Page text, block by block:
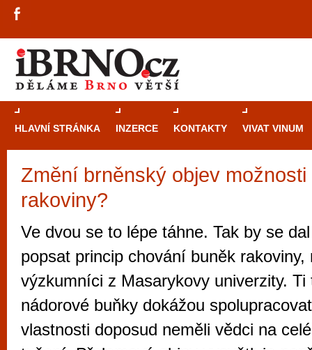
HLAVNÍ STRÁNKA INZERCE KONTAKTY VIVAT VINUM
Změní brněnský objev možnosti
rakoviny?
Ve dvou se to lépe táhne. Tak by se
popsat princip chování buněk rakoviny,
výzkumníci z Masarykovy univerzity. Ti
nádorové buňky dokážou
vlastnosti doposud neměli vědci na
Průvodce
Brno je
zajímavé
restaurace,
Mimo jiné je ale také místem, kde si
vyzkoušet různé kasinové hry. V
metropoli naleznete širokou nabídku her